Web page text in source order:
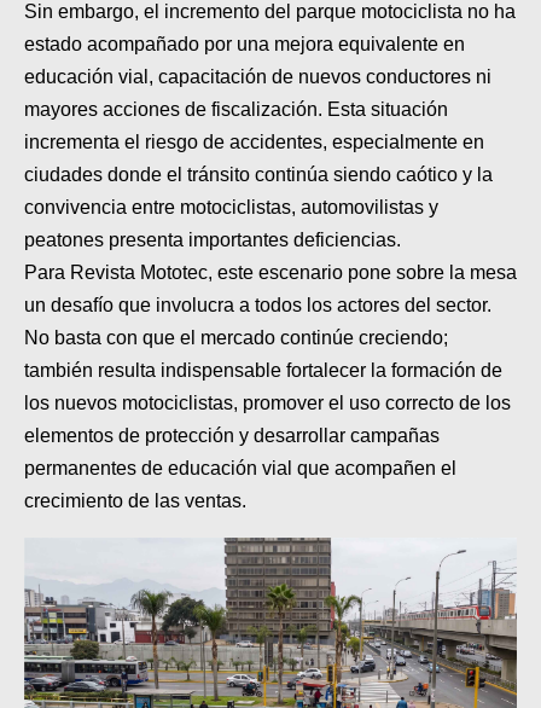
Sin embargo, el incremento del parque motociclista no ha
estado acompañado por una mejora equivalente en
educación vial, capacitación de nuevos conductores ni
mayores acciones de fiscalización. Esta situación
incrementa el riesgo de accidentes, especialmente en
ciudades donde el tránsito continúa siendo caótico y la
convivencia entre motociclistas, automovilistas y
peatones presenta importantes deficiencias.
Para Revista Mototec, este escenario pone sobre la mesa
un desafío que involucra a todos los actores del sector.
No basta con que el mercado continúe creciendo;
también resulta indispensable fortalecer la formación de
los nuevos motociclistas, promover el uso correcto de los
elementos de protección y desarrollar campañas
permanentes de educación vial que acompañen el
crecimiento de las ventas.